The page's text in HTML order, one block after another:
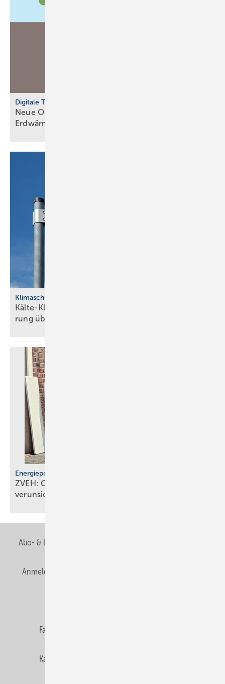
Digitale Tools
Neue Online-Services für private
Erd­wär­me­pro­jekte
Klimaschutzziele
Kälte-Klima-Förderung: Branche for­dert Ver­län­ge­
rung über 2026
Energiepolitik
ZVEH: GModG und BEG-Än­de­rung
ver­un­si­chern
Abo- & Leserservice
Anmelden
Fachbeiträge
Karriere bei Gentner